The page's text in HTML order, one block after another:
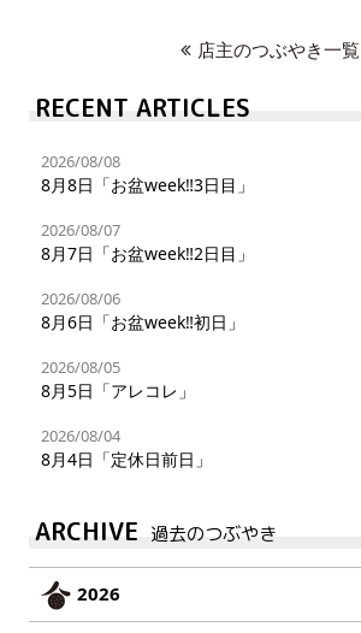
店主のつぶやき一覧
RECENT ARTICLES
2026/08/08
8月8日「お盆week‼︎3日目」
2026/08/07
8月7日「お盆week‼︎2日目」
2026/08/06
8月6日「お盆week‼︎初日」
2026/08/05
8月5日「アレコレ」
2026/08/04
8月4日「定休日前日」
ARCHIVE 過去のつぶやき
2026